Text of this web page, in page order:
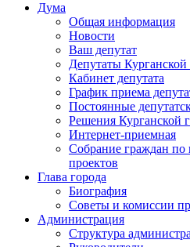
Дума
Общая информация
Новости
Ваш депутат
Депутаты
Кабинет депутата
График приема
Постоянные
Решения Курганской
Интернет-приемная
Собрание граждан
проектов
Глава города
Биография
Советы и комиссии
Администрация
Структура